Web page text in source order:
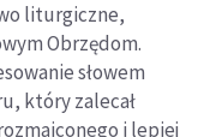
liturgiczne,
Obrzędom.
słowem
który zalecał
i lepiej